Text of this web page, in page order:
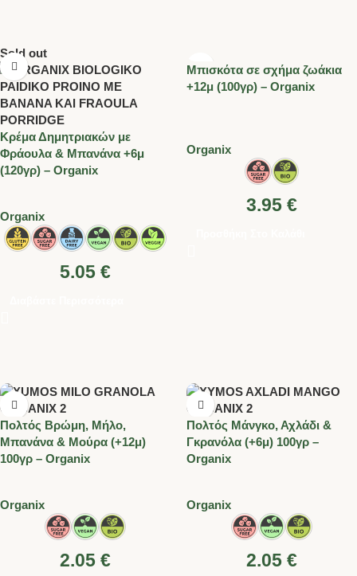
Sold out
Κρέμα Δημητριακών με
Φράουλα & Μπανάνα +6μ
(120γρ) – Organix
Organix
5.05 €
Μπισκότα σε σχήμα ζωάκια
+12μ (100γρ) – Organix
Organix
3.95 €
Πολτός Βρώμη, Μήλο,
Μπανάνα & Μούρα (+12μ)
100γρ – Organix
Organix
2.05 €
Πολτός Μάνγκο, Αχλάδι &
Γκρανόλα (+6μ) 100γρ –
Organix
Organix
2.05 €